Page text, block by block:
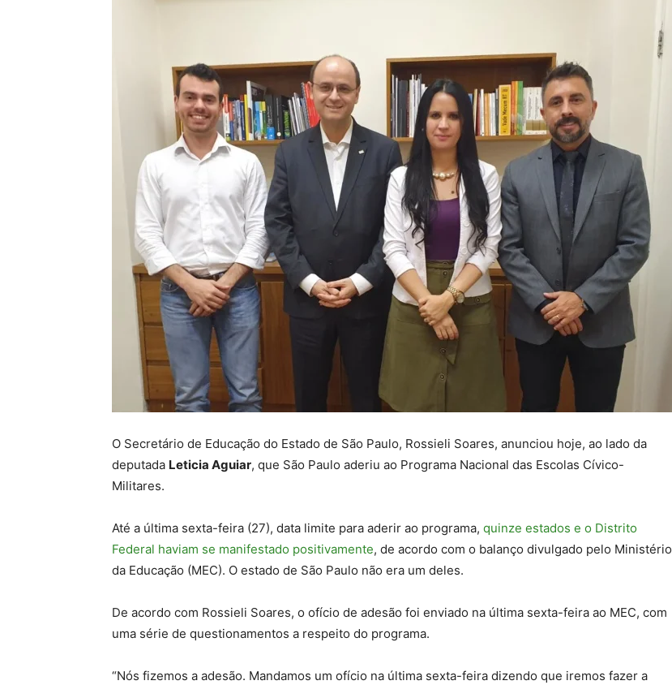
O Secretário de Educação do Estado de São Paulo, Rossieli Soares, anunciou hoje, ao lado da
deputada Leticia Aguiar, que São Paulo aderiu ao Programa Nacional das Escolas Cívico-
Militares.
Até a última sexta-feira (27), data limite para aderir ao programa, quinze estados e o Distrito
Federal haviam se manifestado positivamente, de acordo com o balanço divulgado pelo Ministério
da Educação (MEC). O estado de São Paulo não era um deles.
De acordo com Rossieli Soares, o ofício de adesão foi enviado na última sexta-feira ao MEC, com
uma série de questionamentos a respeito do programa.
“Nós fizemos a adesão. Mandamos um ofício na última sexta-feira dizendo que iremos fazer a